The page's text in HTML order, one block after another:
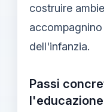
costruire
dell'infanzia.
Passi